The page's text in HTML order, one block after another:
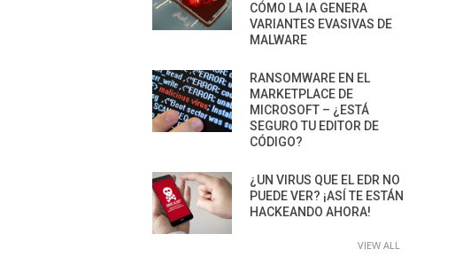
CÓMO LA IA GENERA
VARIANTES EVASIVAS DE
MALWARE
RANSOMWARE EN EL
MARKETPLACE DE
MICROSOFT – ¿ESTÁ
SEGURO TU EDITOR DE
CÓDIGO?
¿UN VIRUS QUE EL EDR NO
PUEDE VER? ¡ASÍ TE ESTÁN
HACKEANDO AHORA!
VIEW ALL